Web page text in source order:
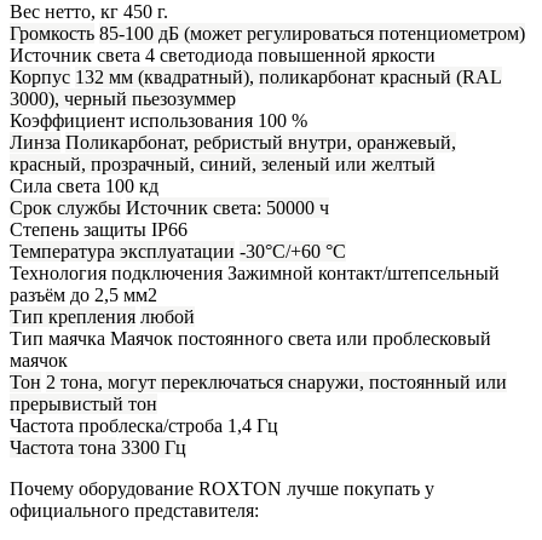
Вес нетто, кг 450 г.
Громкость 85-100 дБ (может регулироваться потенциометром)
Источник света 4 светодиода повышенной яркости
Корпус 132 мм (квадратный), поликарбонат красный (RAL
3000), черный пьезозуммер
Коэффициент использования 100 %
Линза Поликарбонат, ребристый внутри, оранжевый,
красный, прозрачный, синий, зеленый или желтый
Сила света 100 кд
Срок службы Источник света: 50000 ч
Степень защиты IP66
Температура эксплуатации -30°C/+60 °C
Технология подключения Зажимной контакт/штепсельный
разъём до 2,5 мм2
Тип крепления любой
Тип маячка Маячок постоянного света или проблесковый
маячок
Тон 2 тона, могут переключаться снаружи, постоянный или
прерывистый тон
Частота проблеска/строба 1,4 Гц
Частота тона 3300 Гц
Почему оборудование ROXTON лучше покупать у
официального представителя: